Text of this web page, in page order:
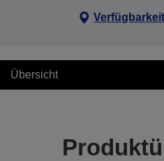
Übersicht